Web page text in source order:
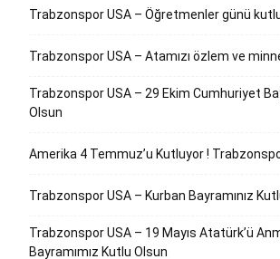
Trabzonspor USA – Öğretmenler günü
Trabzonspor USA – Atamızı özlem ve
Trabzonspor USA – 29 Ekim Cumhuriyet
Olsun
Amerika 4 Temmuz’u Kutluyor !
Trabzonspor USA – Kurban Bayramınız
Trabzonspor USA – 19 Mayıs Atatürk’ü
Bayramımız Kutlu Olsun